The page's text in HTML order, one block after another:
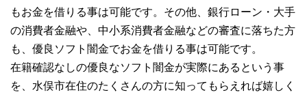
もお金を借りる事は可能です。その他、銀行ローン・大手
の消費者金融や、中小系消費者金融などの審査に落ちた方
も、優良ソフト闇金でお金を借りる事は可能です。
在籍確認なしの優良なソフト闇金が実際にあるという事
を、水俣市在住のたくさんの方に知ってもらえれば嬉しく